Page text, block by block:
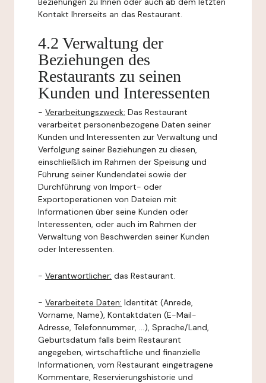
Kontakt Ihrerseits an das Restaurant.
4.2 Verwaltung der
Beziehungen des
Restaurants zu seinen
Kunden und Interessenten
- Verarbeitungszweck: Das Restaurant
verarbeitet personenbezogene Daten seiner
Kunden und Interessenten zur Verwaltung und
Verfolgung seiner Beziehungen zu diesen,
einschließlich im Rahmen der Speisung und
Führung seiner Kundendatei sowie der
Durchführung von Import- oder
Exportoperationen von Dateien mit
Informationen über seine Kunden oder
Interessenten, oder auch im Rahmen der
Verwaltung von Beschwerden seiner Kunden
oder Interessenten.
- Verantwortlicher: das Restaurant.
- Verarbeitete Daten: Identität (Anrede,
Vorname, Name), Kontaktdaten (E-Mail-
Adresse, Telefonnummer, ...), Sprache/Land,
Geburtsdatum falls beim Restaurant
angegeben, wirtschaftliche und finanzielle
Informationen, vom Restaurant eingetragene
Kommentare, Reservierungshistorie und